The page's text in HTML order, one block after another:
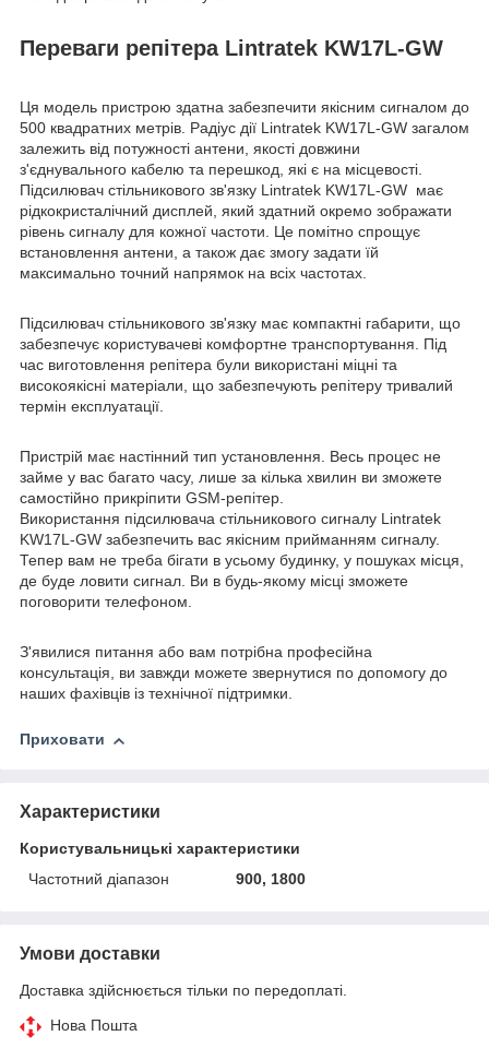
Переваги репітера Lintratek KW17L-GW
Ця модель пристрою здатна забезпечити якісним сигналом до
500 квадратних метрів. Радіус дії Lintratek KW17L-GW загалом
залежить від потужності антени, якості довжини
з'єднувального кабелю та перешкод, які є на місцевості.
Підсилювач стільникового зв'язку Lintratek KW17L-GW має
рідкокристалічний дисплей, який здатний окремо зображати
рівень сигналу для кожної частоти. Це помітно спрощує
встановлення антени, а також дає змогу задати їй
максимально точний напрямок на всіх частотах.
Підсилювач стільникового зв'язку має компактні габарити, що
забезпечує користувачеві комфортне транспортування. Під
час виготовлення репітера були використані міцні та
високоякісні матеріали, що забезпечують репітеру тривалий
термін експлуатації.
Пристрій має настінний тип установлення. Весь процес не
займе у вас багато часу, лише за кілька хвилин ви зможете
самостійно прикріпити GSM-репітер.
Використання підсилювача стільникового сигналу Lintratek
KW17L-GW забезпечить вас якісним прийманням сигналу.
Тепер вам не треба бігати в усьому будинку, у пошуках місця,
де буде ловити сигнал. Ви в будь-якому місці зможете
поговорити телефоном.
З'явилися питання або вам потрібна професійна
консультація, ви завжди можете звернутися по допомогу до
наших фахівців із технічної підтримки.
Приховати
Характеристики
Користувальницькі характеристики
Частотний діапазон
900, 1800
Умови доставки
Доставка здійснюється тільки по передоплаті.
Нова Пошта